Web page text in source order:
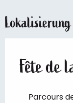
Lokalisierung
Fête de
Parcours